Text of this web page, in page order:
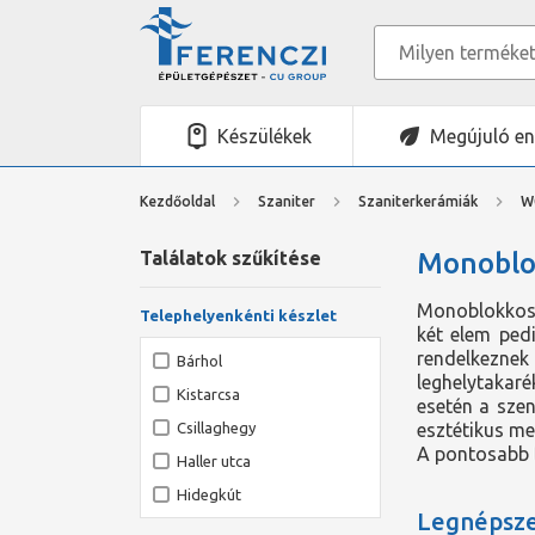
Készülékek Megújuló
Kezdőoldal Szaniter Szaniterkerámiák
két elem
esetén a
esztétikus
A pontosabb
Találatok szűkítése
Telephelyenkénti készlet
Bárhol
Kistarcsa
Csillaghegy
Haller utca
Hidegkút